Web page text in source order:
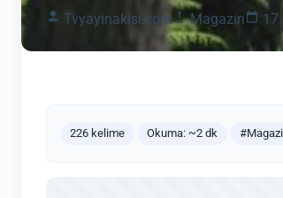
Tvyayinakisi.com Magazin 17
226 kelime Okuma: ~2 dk